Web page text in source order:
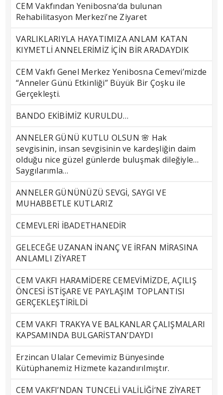
CEM Vakfından Yenibosna‘da bulunan
Rehabilitasyon Merkezi’ne Ziyaret
VARLIKLARIYLA HAYATIMIZA ANLAM KATAN
KIYMETLİ ANNELERİMİZ İÇİN BİR ARADAYDIK
CEM Vakfı Genel Merkez Yenibosna Cemevi’mizde
“Anneler Günü Etkinliği” Büyük Bir Çoşku ile
Gerçekleşti.
BANDO EKİBİMİZ KURULDU…
ANNELER GÜNÜ KUTLU OLSUN 🌸 Hak
sevgisinin, insan sevgisinin ve kardeşliğin daim
olduğu nice güzel günlerde buluşmak dileğiyle…
Saygılarımla…
ANNELER GÜNÜNÜZÜ SEVGİ, SAYGI VE
MUHABBETLE KUTLARIZ
CEMEVLERİ İBADETHANEDİR
GELECEĞE UZANAN İNANÇ VE İRFAN MİRASINA
ANLAMLI ZİYARET
CEM VAKFI HARAMİDERE CEMEVİMİZDE, AÇILIŞ
ÖNCESİ İSTİŞARE VE PAYLAŞIM TOPLANTISI
GERÇEKLEŞTİRİLDİ
CEM VAKFI TRAKYA VE BALKANLAR ÇALIŞMALARI
KAPSAMINDA BULGARİSTAN’DAYDI
Erzincan Ulalar Cemevimiz Bünyesinde
Kütüphanemiz Hizmete kazandırılmıştır.
CEM VAKFI’NDAN TUNCELİ VALİLİĞİ’NE ZİYARET